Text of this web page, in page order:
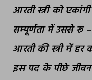
आरती स्त्री को
सम्पूर्णता में उससे रू
आरती की स्त्री में हर
इस पद के पीछे